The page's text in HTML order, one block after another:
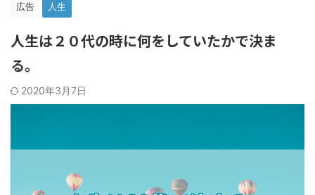
広告 人生
人生は２０代の時に何をしていたかで決ま
る。
2020年3月7日